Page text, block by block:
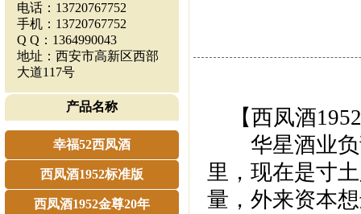
电话：13720767752
手机：13720767752
Q Q：1364990043
地址：西安市高新区西部
大道117号
产品名称
幸福52西凤酒
西凤酒1952标准版
西凤酒1952金尊20年
【西凤酒
华星酒业负
里，现在是寸
量，外来资本